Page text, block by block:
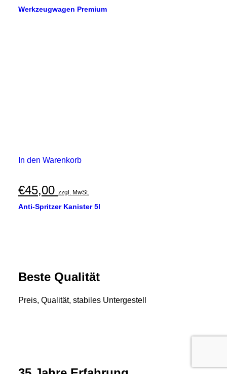
Werkzeugwagen Premium
In den Warenkorb
€45,00 zzgl. MwSt.
Anti-Spritzer Kanister 5l
Beste Qualität
Preis, Qualität, stabiles Untergestell